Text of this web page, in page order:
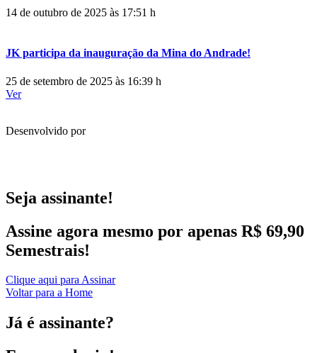
14 de outubro de 2025 às 17:51 h
JK participa da inauguração da Mina do Andrade!
25 de setembro de 2025 às 16:39 h
Ver
Desenvolvido por
Seja assinante!
Assine agora mesmo por apenas R$ 69,90
Semestrais!
Clique aqui para Assinar
Voltar para a Home
Já é assinante?